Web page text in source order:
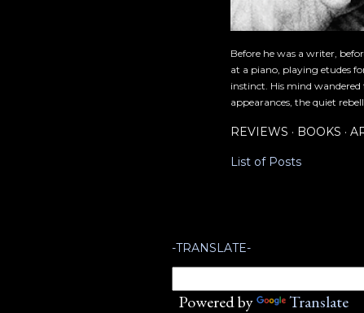
Before he was a writer,
at a piano, playing etudes
instinct. His mind
appearances, the quiet
REVIEWS BOOKS
List of Posts
-TRANSLATE-
Powered by Translate